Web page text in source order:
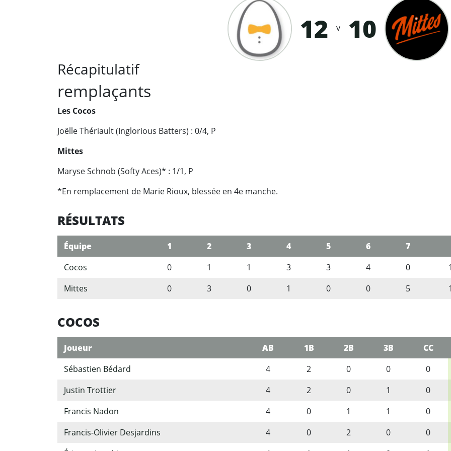
12 v 10
Récapitulatif
remplaçants
Les Cocos
Joëlle Thériault (Inglorious Batters) : 0/4, P
Mittes
Maryse Schnob (Softy Aces)* : 1/1, P
*En remplacement de Marie Rioux, blessée en 4e manche.
RÉSULTATS
Équipe 1 2 3 4 5 6 7
Cocos
0 1 1 3 3 4 0
Mittes
0 3 0 1 0 0 5
COCOS
Joueur AB 1B 2B 3B
CC
Sébastien Bédard
4 2 0 0
0
Justin Trottier
4 2 0 1
0
Francis Nadon
4 0 1 1
0
Francis-Olivier Desjardins
4 0 2 0
0